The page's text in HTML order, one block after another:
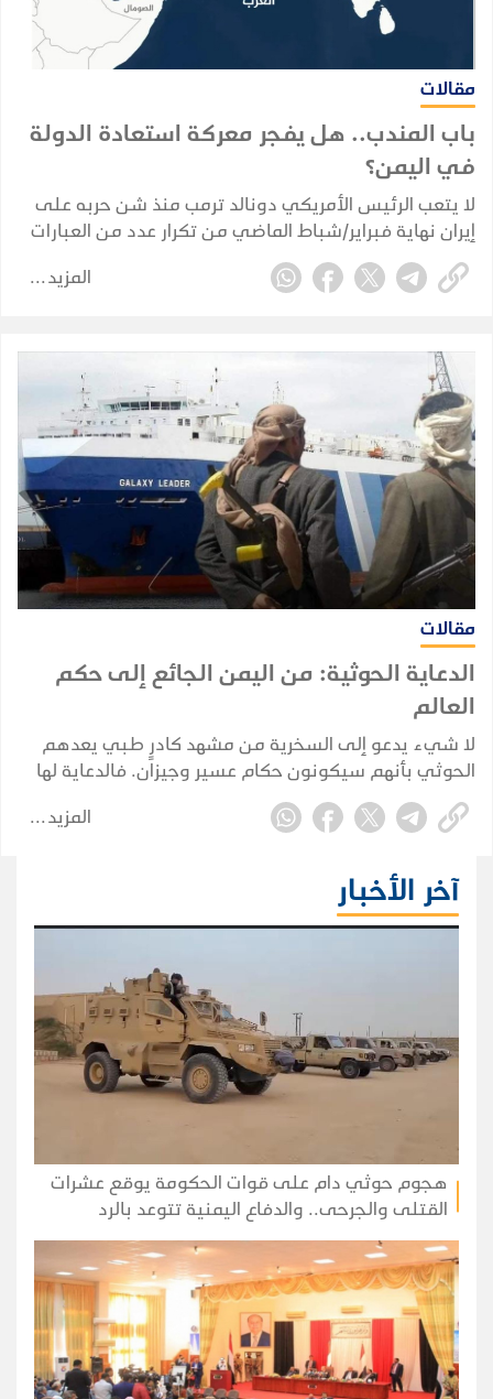
مقالات
باب المندب.. هل يفجر معركة استعادة الدولة
في اليمن؟
لا يتعب الرئيس الأمريكي دونالد ترمب منذ شن حربه على
إيران نهاية فبراير/شباط الماضي من تكرار عدد من العبارات
دون كلل أو ملل رغم ملل العالم كله منها.
المزيد
مقالات
الدعاية الحوثية: من اليمن الجائع إلى حكم
العالم
لا شيء يدعو إلى السخرية من مشهد كادرٍ طبي يعدهم
الحوثي بأنهم سيكونون حكام عسير وجيزان. فالدعاية لها
جذر حقيقي في اطماع الجماعة وتدغدغ أحلام البائسين
وتعزز لديهم إحساسهم بالمظلومية.
المزيد
آخر الأخبار
هجوم حوثي دام على قوات الحكومة يوقع عشرات
القتلى والجرحى.. والدفاع اليمنية تتوعد بالرد